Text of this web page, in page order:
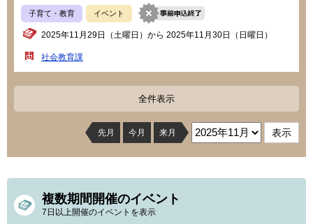
子育て・教育 イベント
2025年11月29日（土曜日）から 2025年11月30日（日曜日）
社会教育課
全件表示
先月 今月 来月
複数期間開催のイベント
7日以上開催のイベントを表示